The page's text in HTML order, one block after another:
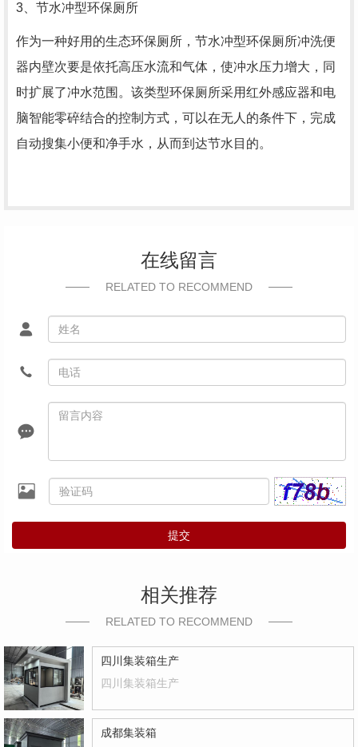
3、节水冲型环保厕所
作为一种好用的生态环保厕所，节水冲型环保厕所冲洗便
器内壁次要是依托高压水流和气体，使冲水压力增大，同
时扩展了冲水范围。该类型环保厕所采用红外感应器和电
脑智能零碎结合的控制方式，可以在无人的条件下，完成
自动搜集小便和净手水，从而到达节水目的。
在线留言
RELATED TO RECOMMEND
提交
相关推荐
RELATED TO RECOMMEND
四川集装箱生产
四川集装箱生产
成都集装箱